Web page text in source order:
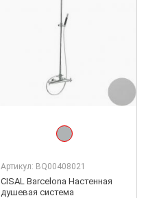
Артикул: BQ00408021
CISAL Barcelona Настенная
душевая система